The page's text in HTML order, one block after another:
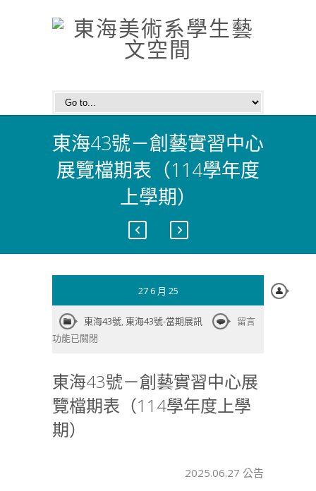
東海43號－創藝實習中心
展覽檔期表（114學年度
上學期）
27 6 月 25
東海43號, 東海43號-當期展訊
在
號
－
創
中
留言
功能已關閉
東海43號－創藝實習中心展
覽檔期表（114學年度上學
期）
2025.06.27 公告